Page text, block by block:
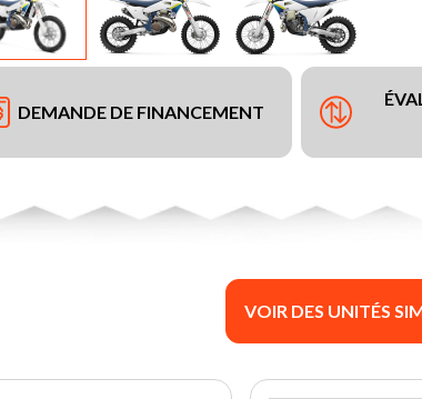
DEMANDE DE FINANCEMENT
VOIR DES UNITÉS